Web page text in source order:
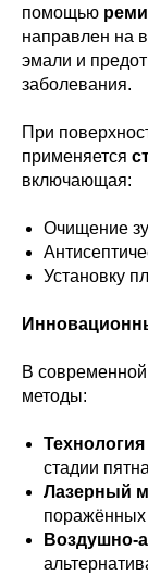
помощью
направлен на
эмали и
заболевания.
При
применяется
включающая:
Очищение
Установку
В
методы:
Технология
стадии
Лазерный
поражённых
Воздушно-